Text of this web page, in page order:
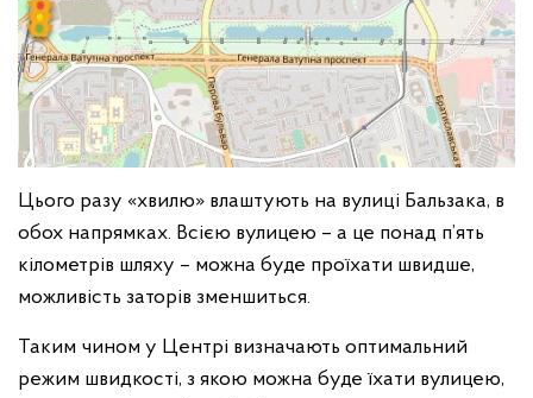
Цього разу «хвилю» влаштують на вулиці Бальзака, в
обох напрямках. Всією вулицею – а це понад п’ять
кілометрів шляху – можна буде проїхати швидше,
можливість заторів зменшиться.
Таким чином у Центрі визначають оптимальний
режим швидкості, з якою можна буде їхати вулицею,